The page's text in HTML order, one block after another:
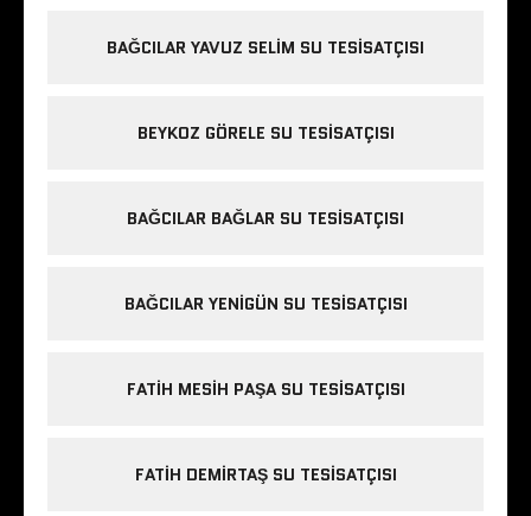
BAĞCILAR YAVUZ SELIM SU TESISATÇISI
BEYKOZ GÖRELE SU TESISATÇISI
BAĞCILAR BAĞLAR SU TESISATÇISI
BAĞCILAR YENIGÜN SU TESISATÇISI
FATIH MESIH PAŞA SU TESISATÇISI
FATIH DEMIRTAŞ SU TESISATÇISI